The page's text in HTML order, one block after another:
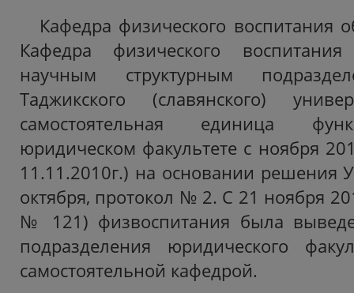
Кафедра физического воспитания
Кафедра физического
научным структурным
Таджикского (славянского)
самостоятельная единица
юридическом факультете с ноября
11.11.2010г.) на основании решения
октября, протокол № 2. С 21 ноября
№ 121) физвоспитания была
подразделения юридического
самостоятельной кафедрой.